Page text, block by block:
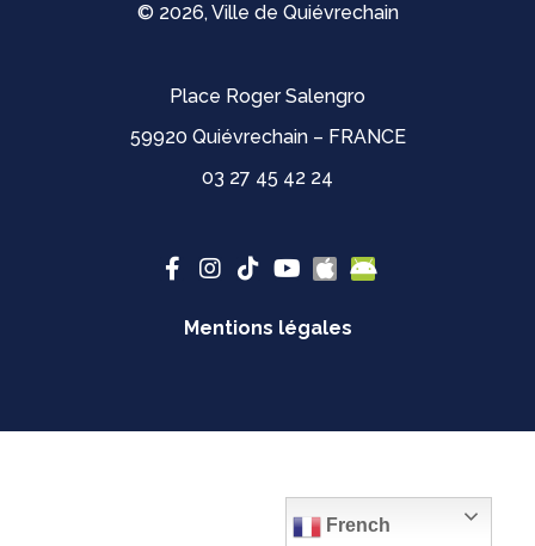
© 2026, Ville de Quiévrechain
Place Roger Salengro
59920 Quiévrechain – FRANCE
03 27 45 42 24
Mentions légales
French